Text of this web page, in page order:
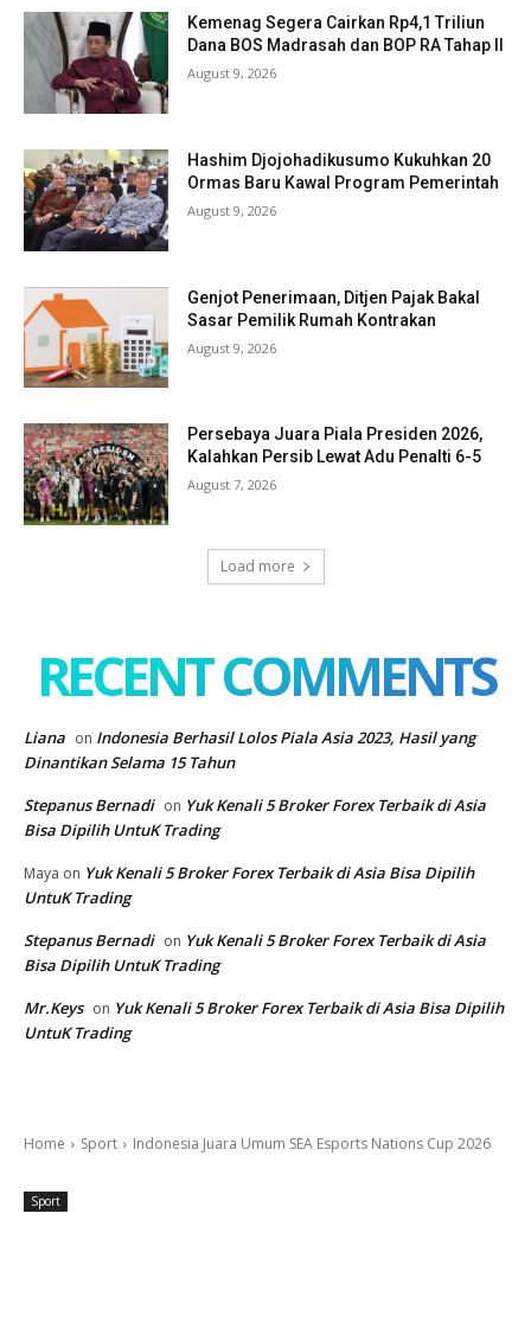
Kemenag Segera Cairkan Rp4,1 Triliun
Dana BOS Madrasah dan BOP RA Tahap II
August 9, 2026
Hashim Djojohadikusumo Kukuhkan 20
Ormas Baru Kawal Program Pemerintah
August 9, 2026
Genjot Penerimaan, Ditjen Pajak Bakal
Sasar Pemilik Rumah Kontrakan
August 9, 2026
Persebaya Juara Piala Presiden 2026,
Kalahkan Persib Lewat Adu Penalti 6-5
August 7, 2026
Load more
RECENT COMMENTS
Liana on Indonesia Berhasil Lolos Piala Asia 2023, Hasil yang
Dinantikan Selama 15 Tahun
Stepanus Bernadi on Yuk Kenali 5 Broker Forex Terbaik di Asia
Bisa Dipilih UntuK Trading
Maya on Yuk Kenali 5 Broker Forex Terbaik di Asia Bisa Dipilih
UntuK Trading
Stepanus Bernadi on Yuk Kenali 5 Broker Forex Terbaik di Asia
Bisa Dipilih UntuK Trading
Mr.Keys on Yuk Kenali 5 Broker Forex Terbaik di Asia Bisa Dipilih
UntuK Trading